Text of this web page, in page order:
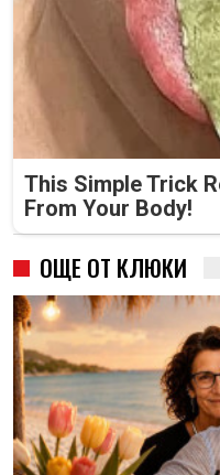
This Simple Trick
From Your Body!
ОЩЕ ОТ КЛЮКИ